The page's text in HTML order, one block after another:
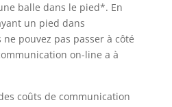
balle dans le pied*. En
un pied dans
ne pouvez pas passer à côté
on-line a à
coûts de communication